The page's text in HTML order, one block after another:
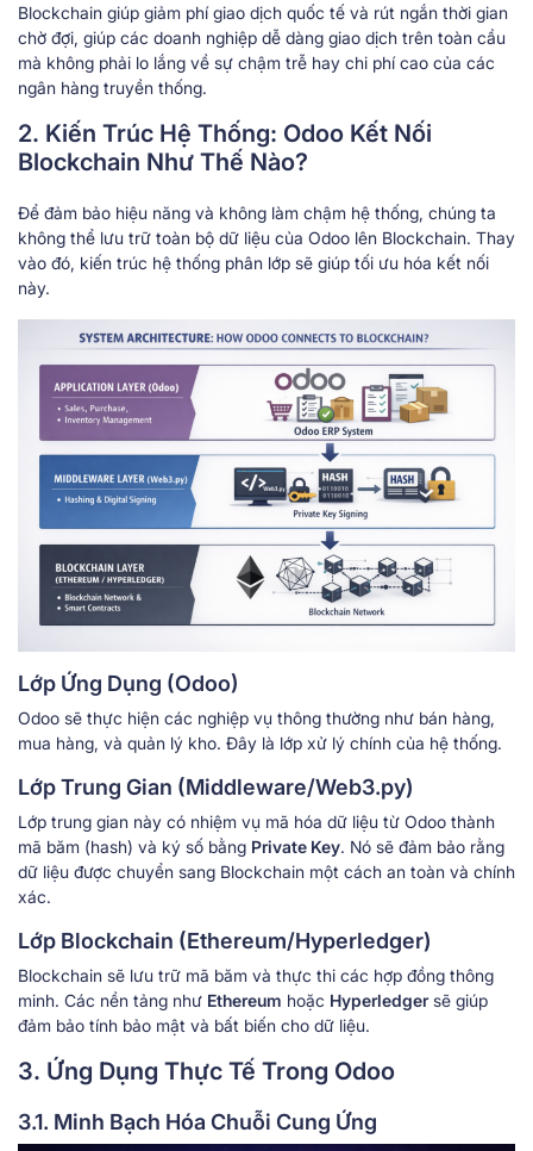
Blockchain giúp giảm phí giao dịch quốc tế và rút ngắn thời gian
chờ đợi, giúp các doanh nghiệp dễ dàng giao dịch trên toàn cầu
mà không phải lo lắng về sự chậm trễ hay chi phí cao của các
ngân hàng truyền thống.
2. Kiến Trúc Hệ Thống: Odoo Kết Nối
Blockchain Như Thế Nào?
Để đảm bảo hiệu năng và không làm chậm hệ thống, chúng ta
không thể lưu trữ toàn bộ dữ liệu của Odoo lên Blockchain. Thay
vào đó, kiến trúc hệ thống phân lớp sẽ giúp tối ưu hóa kết nối
này.
Lớp Ứng Dụng (Odoo)
Odoo sẽ thực hiện các nghiệp vụ thông thường như bán hàng,
mua hàng, và quản lý kho. Đây là lớp xử lý chính của hệ thống.
Lớp Trung Gian (Middleware/Web3.py)
Lớp trung gian này có nhiệm vụ mã hóa dữ liệu từ Odoo thành
mã băm (hash) và ký số bằng Private Key. Nó sẽ đảm bảo rằng
dữ liệu được chuyển sang Blockchain một cách an toàn và chính
xác.
Lớp Blockchain (Ethereum/Hyperledger)
Blockchain sẽ lưu trữ mã băm và thực thi các hợp đồng thông
minh. Các nền tảng như Ethereum hoặc Hyperledgersẽ giúp
đảm bảo tính bảo mật và bất biến cho dữ liệu.
3. Ứng Dụng Thực Tế Trong Odoo
3.1. Minh Bạch Hóa Chuỗi Cung Ứng